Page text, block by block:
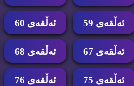
ئه‌ڵقه‌ی 59 ئه‌ڵقه‌ی 60
ئه‌ڵقه‌ی 67 ئه‌ڵقه‌ی 68
ئه‌ڵقه‌ی 75 ئه‌ڵقه‌ی 76